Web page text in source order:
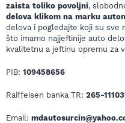
zaista toliko povoljni,
delova klikom na marku
delova i pogledajte koji su sve
što imamo najjeftinije auto
kvalitetnu a jeftinu opremu za
PIB: 109458656
Raiffeisen banka TR: 265-
Email: